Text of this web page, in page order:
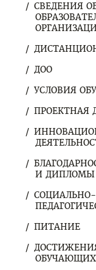
СВЕДЕНИЯ
ДОО
УСЛОВИЯ
ПРОЕКТНАЯ
И ДИПЛОМЫ
ПИТАНИЕ